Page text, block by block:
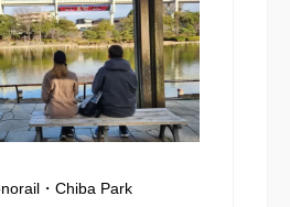
・Chiba Park